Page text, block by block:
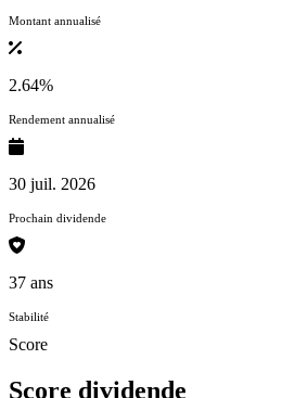
Montant annualisé
2.64%
Rendement annualisé
30 juil. 2026
Prochain dividende
37 ans
Stabilité
Score
Score dividende